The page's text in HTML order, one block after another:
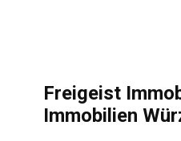
Freigeist
Immobilien